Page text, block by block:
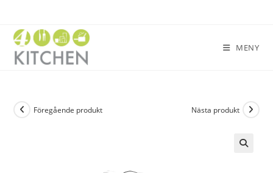
MENY
Föregående produkt Nästa produkt